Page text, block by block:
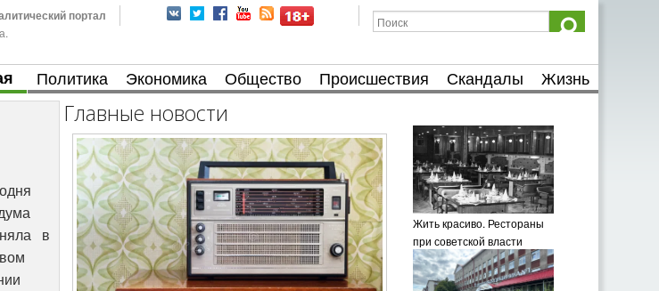
портал
Политика Экономика Общество Происшествия Скандалы Жизнь
в
Главные новости
Жить красиво. Рестораны
при советской власти